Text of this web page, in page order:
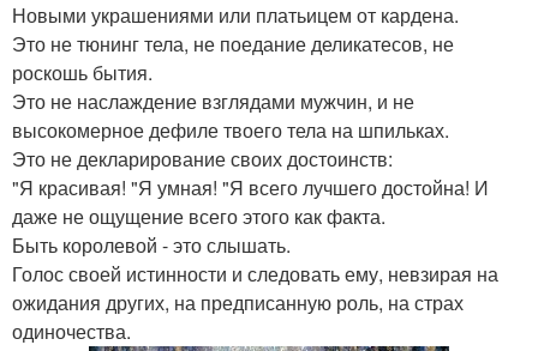
Новыми украшениями или платьицем от кардена.
Это не тюнинг тела, не поедание деликатесов, не
роскошь бытия.
Это не наслаждение взглядами мужчин, и не
высокомерное дефиле твоего тела на шпильках.
Это не декларирование своих достоинств:
"Я красивая! "Я умная! "Я всего лучшего достойна! И
даже не ощущение всего этого как факта.
Быть королевой - это слышать.
Голос своей истинности и следовать ему, невзирая на
ожидания других, на предписанную роль, на страх
одиночества.